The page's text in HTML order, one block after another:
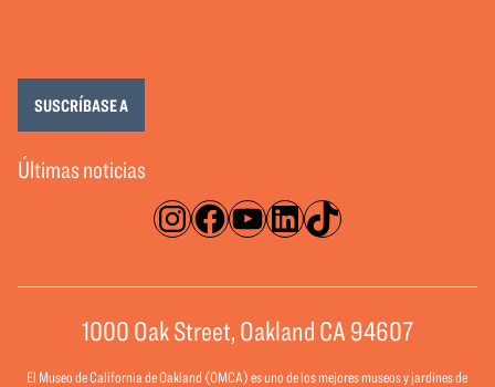
Instagram
Facebook
YouTube
LinkedIn
TikTok
Últimas noticias
SUSCRÍBASE A
1000 Oak Street, Oakland CA 94607
El Museo de California de Oakland (OMCA) es uno de los mejores museos y jardines de